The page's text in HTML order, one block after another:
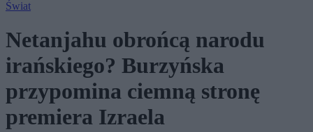
Świat
Netanjahu obrońcą narodu
irańskiego? Burzyńska
przypomina ciemną stronę
premiera Izraela